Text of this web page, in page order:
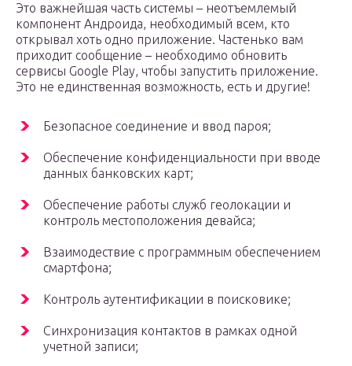
Это важнейшая часть системы – неотъемлемый
компонент Андроида, необходимый всем, кто
открывал хоть одно приложение. Частенько вам
приходит сообщение – необходимо обновить
сервисы Google Play, чтобы запустить приложение.
Это не единственная возможность, есть и другие!
Безопасное соединение и ввод пароя;
Обеспечение конфиденциальности при вводе
данных банковских карт;
Обеспечение работы служб геолокации и
контроль местоположения девайса;
Взаимодествие с программным обеспечением
смартфона;
Контроль аутентификации в поисковике;
Синхронизация контактов в рамках одной
учетной записи;